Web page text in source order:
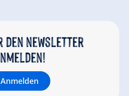
newsletter
Anmelden